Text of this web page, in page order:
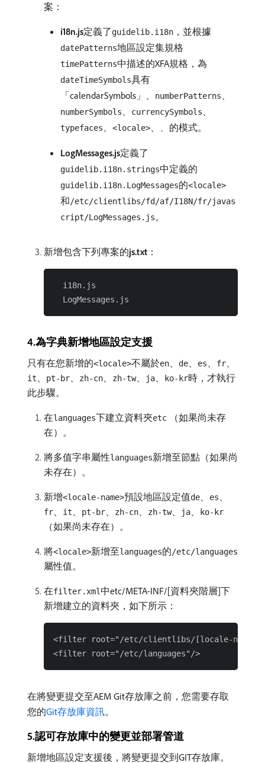
案：
i18n.js​定義了guidelib.i18n ，並根據
datePatterns地區設定集規格
timePatterns中描述的XFA規格，為
dateTimeSymbols具有
「calendarSymbols」、
numberPatterns、
numberSymbols、 currencySymbols、
typefaces、 <locale>、 、 的模式。
LogMessages.js​定義了
guidelib.i18n.strings中定義的
guidelib.i18n.LogMessages的<locale>
和/etc/clientlibs/fd/af/I18N/fr/javas
cript/LogMessages.js。
新增包含下列專案的​js.txt ：
  i18n.js
4.為字典新增地區設定支援
只有在您新增的<locale>不屬於en、 de、 es、 fr、
it、 pt-br、 zh-cn、 zh-tw、 ja、 ko-kr時，才執行
此步驟。
在languages下建立資料夾etc
（如果尚未存
在）。
將多值字串屬性languages新增至節點（如果尚
未存在）。
新增<locale-name>預設地區設定值de、 es、
fr、 it、 pt-br、 zh-cn、 zh-tw、 ja、 ko-kr
（如果尚未存在）。
將<locale>新增至languages的/etc/languages
屬性值。
在filter.xml中etc/META-INF/[資料夾階層]下
新增建立的資料夾，如下所示：
<filter root="/etc/clientlibs/[locale-
在將變更提交至AEM Git存放庫之前，您需要存取
您的Git存放庫資訊。
5.認可存放庫中的變更並部署管道
新增地區設定支援後，將變更提交到GIT存放庫。